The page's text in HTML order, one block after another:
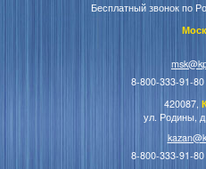
Бесплатный звонок по
8-800-333-91-
420087,
ул. Родины,
8-800-333-91-